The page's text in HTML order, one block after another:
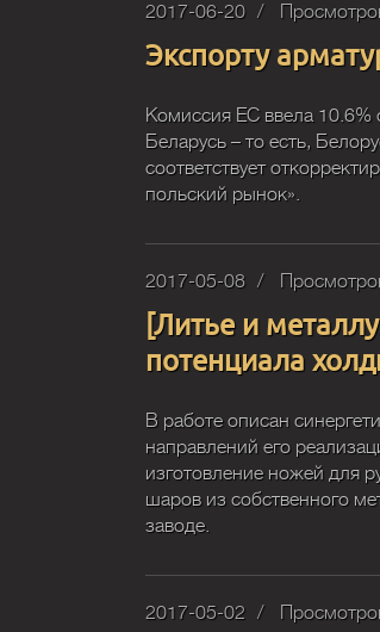
2017-06-20
Экспорту
Комиссия ЕС ввела 10.6%
Беларусь – то есть,
соответствует
польский рынок».
2017-05-08
[Литье и
потенциала
В работе описан
направлений его
изготовление ножей для
шаров из собственного
заводе.
2017-05-02